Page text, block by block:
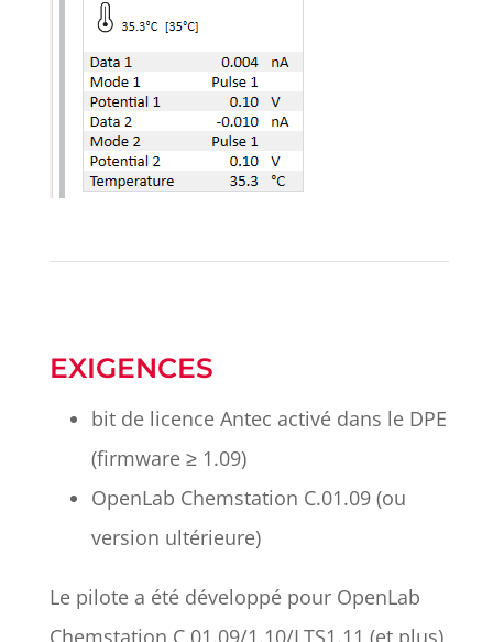
EXIGENCES
bit de licence Antec activé dans le DPE
(firmware ≥ 1.09)
OpenLab Chemstation C.01.09 (ou
version ultérieure)
Le pilote a été développé pour OpenLab
Chemstation C.01.09/1.10/LTS1.11 (et plus)